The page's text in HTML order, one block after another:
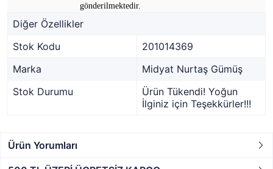
gönderilmektedir.
Diğer Özellikler
Stok Kodu
201014369
Marka
Midyat Nurtaş Gümüş
Stok Durumu
Ürün Tükendi! Yoğun
İlginiz için Teşekkürler!!!
Ürün Yorumları